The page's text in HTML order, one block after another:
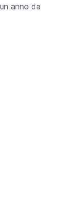
anno da